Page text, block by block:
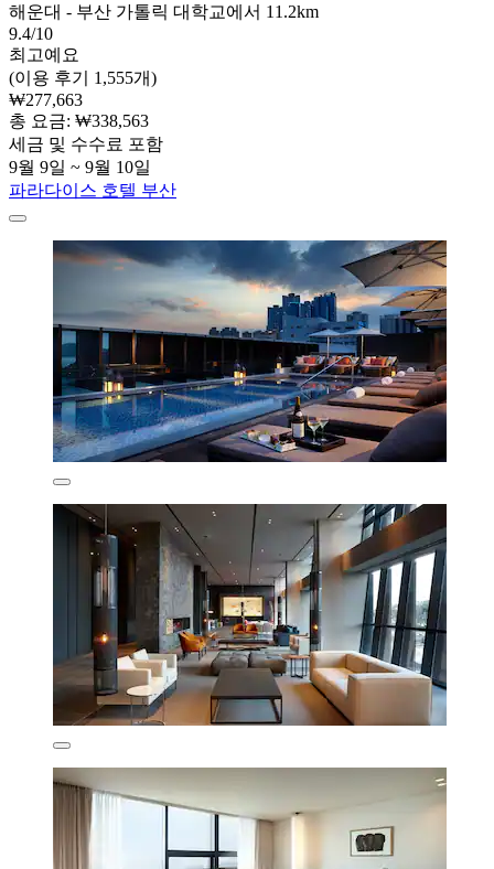
해운대 - 부산 가톨릭 대학교에서 11.2km
9.4/10
최고예요
(이용 후기 1,555개)
₩277,663
총 요금: ₩338,563
세금 및 수수료 포함
9월 9일 ~ 9월 10일
파라다이스 호텔 부산